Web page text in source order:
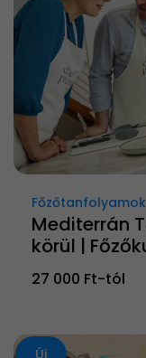
Főzőtanfolyamok
Mediterrán
körül |
27 000 Ft-tól